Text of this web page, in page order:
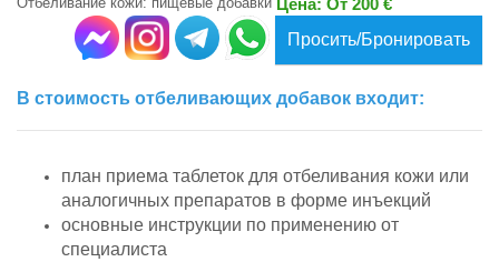
Просить/Бронировать
В стоимость отбеливающих добавок входит:
план приема таблеток для отбеливания кожи или
аналогичных препаратов в форме инъекций
основные инструкции по применению от
специалиста